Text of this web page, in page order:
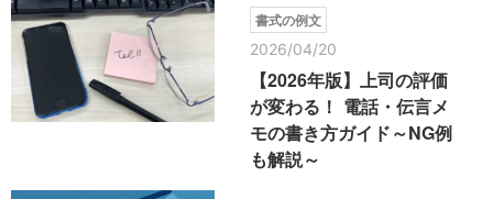
書式の例文
2026/04/20
【2026年版】上司の評価
が変わる！ 電話・伝言メ
モの書き方ガイド～NG例
も解説～